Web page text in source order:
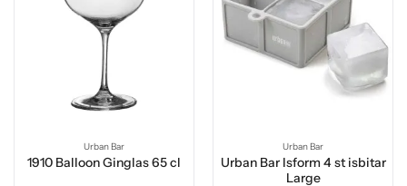
Urban Bar
1910 Balloon Ginglas 65 cl
Urban Bar
Urban Bar Isform 4 st isbitar
Large